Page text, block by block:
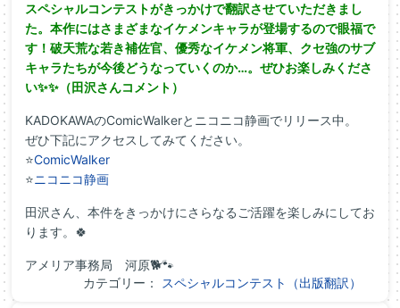
スペシャルコンテストがきっかけで翻訳させていただきまし
た。本作にはさまざまなイケメンキャラが登場するので眼福で
す！破天荒な若き補佐官、優秀なイケメン将軍、クセ強のサブ
キャラたちが今後どうなっていくのか…。ぜひお楽しみくださ
い✨✨（田沢さんコメント）
KADOKAWAのComicWalkerとニコニコ静画でリリース中。
ぜひ下記にアクセスしてみてください。
⭐ComicWalker
⭐ニコニコ静画
田沢さん、本件をきっかけにさらなるご活躍を楽しみにしてお
ります。🍀
アメリア事務局 河原🐕🐾
カテゴリー：
スペシャルコンテスト（出版翻訳）